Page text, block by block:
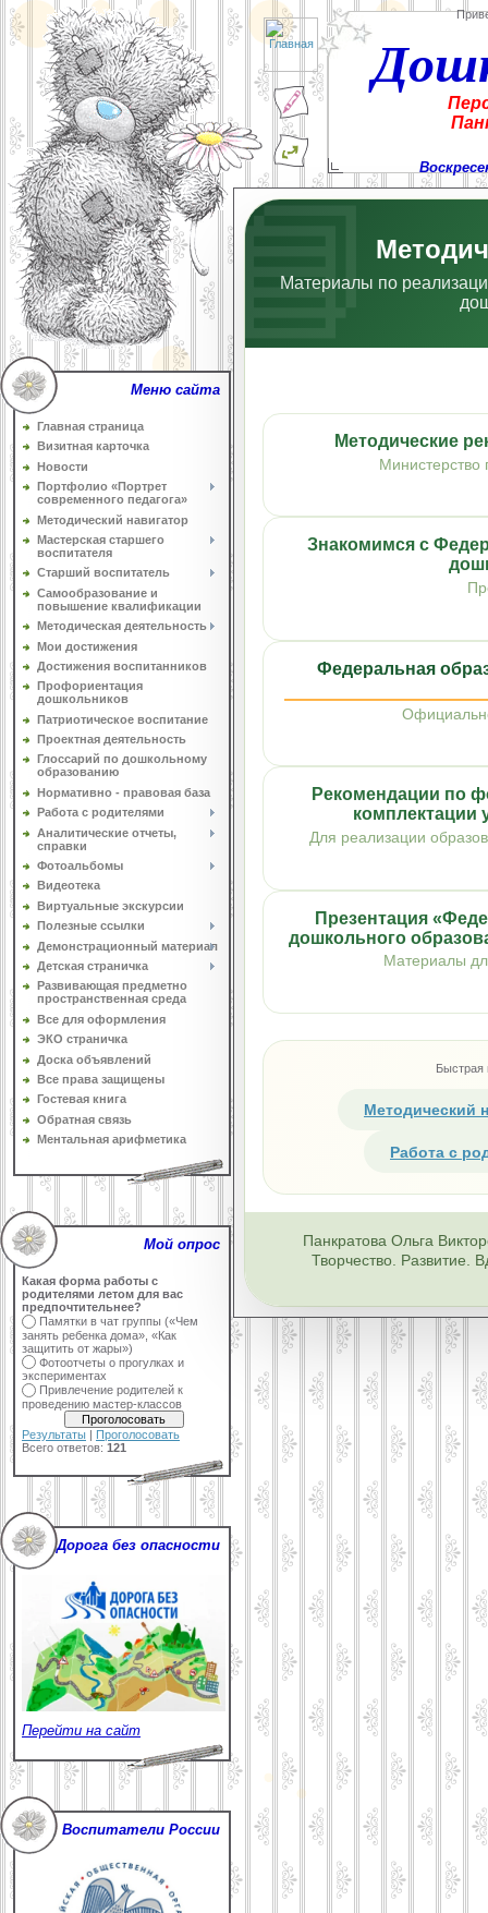
Меню сайта
Главная страница
Визитная карточка
Новости
Портфолио «Портрет
современного педагога»
Методический навигатор
Мастерская старшего
воспитателя
Старший воспитатель
Самообразование и
повышение квалификации
Методическая деятельность
Мои достижения
Достижения воспитанников
Профориентация
дошкольников
Патриотическое воспитание
Проектная деятельность
Глоссарий по дошкольному
образованию
Нормативно - правовая база
Работа с родителями
Аналитические отчеты,
справки
Фотоальбомы
Видеотека
Виртуальные экскурсии
Полезные ссылки
Демонстрационный материал
Детская страничка
Развивающая предметно
пространственная среда
Все для оформления
ЭКО страничка
Доска объявлений
Все права защищены
Гостевая книга
Обратная связь
Ментальная арифметика
Мой опрос
Какая форма работы с
родителями летом для вас
предпочтительнее?
Памятки в чат группы («Чем
занять ребенка дома», «Как
защитить от жары»)
Фотоотчеты о прогулках и
экспериментах
Привлечение родителей к
проведению мастер-классов
Результаты | Проголосовать
Всего ответов: 121
Дорога без опасности
Перейти на сайт
Воспитатели России
Материалы по
Методические
Знакомимся с
Федеральная
Рекомендации по
комплектации
Для реализации
Презентация
дошкольного
Материалы
Быстрая
Методический
Работа с
Панкратова Ольга
Творчество. Развитие.